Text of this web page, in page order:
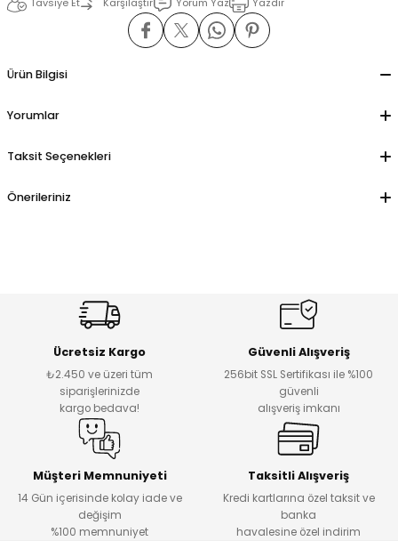
Ürün Bilgisi
Yorumlar
Taksit Seçenekleri
Önerileriniz
Ücretsiz Kargo
₺2.450 ve üzeri tüm
siparişlerinizde
kargo bedava!
Güvenli Alışveriş
256bit SSL Sertifikası ile %100
güvenli
alışveriş imkanı
Müşteri Memnuniyeti
14 Gün içerisinde kolay iade ve
değişim
%100 memnuniyet
Taksitli Alışveriş
Kredi kartlarına özel taksit ve
banka
havalesine özel indirim